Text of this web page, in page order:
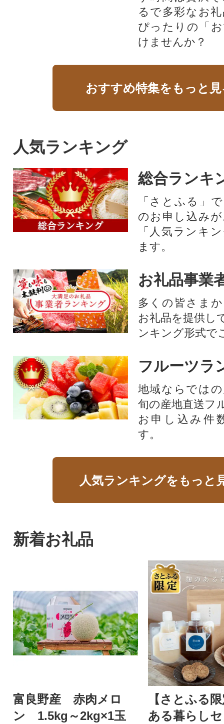
るで多彩なお
ぴったりの「
けませんか？
おすすめ特集をもっと
人気ランキング
総合ランキ
「さとふる」
のお申し込み
「人気ランキ
ます。
お礼品事業
多くの皆さま
お礼品を提供し
ンキング形式で
フルーツラ
地域ならでは
旬の産地直送フ
お申し込み件
す。
人気ランキングをもっと
新着お礼品
富良野産 赤肉メロ
ン 1.5kg～2kg×1玉
【さとふる
ある暮らし